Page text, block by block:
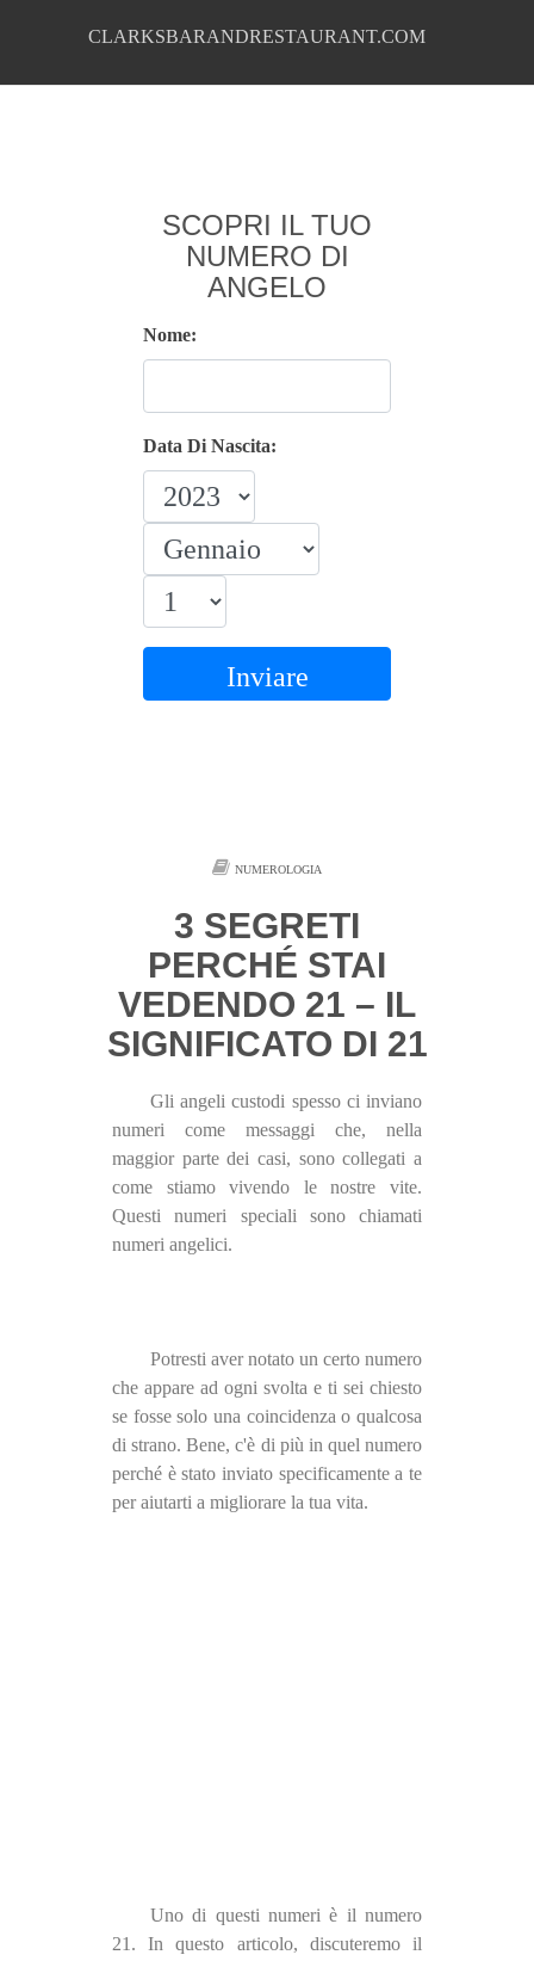
CLARKSBARANDRESTAURANT.COM
SCOPRI IL TUO
NUMERO DI
ANGELO
Nome:
Data Di Nascita:
Inviare
NUMEROLOGIA
3 SEGRETI
PERCHÉ STAI
VEDENDO 21 – IL
SIGNIFICATO DI 21
Gli angeli custodi spesso ci inviano
numeri come messaggi che, nella
maggior parte dei casi, sono collegati a
come stiamo vivendo le nostre vite.
Questi numeri speciali sono chiamati
numeri angelici.
Potresti aver notato un certo numero
che appare ad ogni svolta e ti sei chiesto
se fosse solo una coincidenza o qualcosa
di strano. Bene, c'è di più in quel numero
perché è stato inviato specificamente a te
per aiutarti a migliorare la tua vita.
Uno di questi numeri è il numero
21. In questo articolo, discuteremo il